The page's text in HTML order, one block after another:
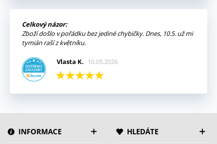
Celkový názor:
Zboží došlo v pořádku bez jediné chybičky. Dnes, 10.5. už mi
tymián raší z květníku.
Vlasta K. 10.05.2026
INFORMACE HLEDÁTE